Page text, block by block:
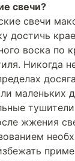
свечи?
свечи
достичь
воска по
Никогда
маленьких
жжения